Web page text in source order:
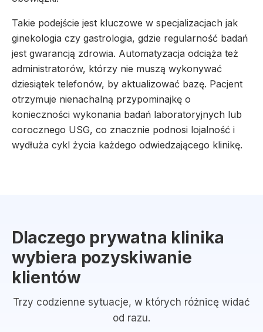
Takie podejście jest kluczowe w specjalizacjach jak
ginekologia czy gastrologia, gdzie regularność badań
jest gwarancją zdrowia. Automatyzacja odciąża też
administratorów, którzy nie muszą wykonywać
dziesiątek telefonów, by aktualizować bazę. Pacjent
otrzymuje nienachalną przypominajkę o
konieczności wykonania badań laboratoryjnych lub
corocznego USG, co znacznie podnosi lojalność i
wydłuża cykl życia każdego odwiedzającego klinikę.
Dlaczego prywatna klinika
wybiera pozyskiwanie
klientów
Trzy codzienne sytuacje, w których różnicę widać
od razu.